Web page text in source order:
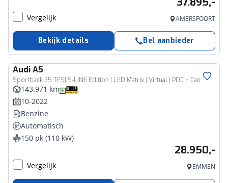
Vergelijk AMERSFOORT
Bekijk details Bel aanbieder
AudiA5
Sportback 35 TFSI S-LINE Edition | LED Matrix | Virtual | PDC + Camera | Navi - RIJKLAAR + BOVAG GARANTIE
143.971 km
10-2022
Benzine
Automatisch
150 pk (110 kW)
28.950,-
Vergelijk EMMEN